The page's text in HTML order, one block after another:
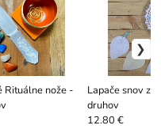
Rituálne nože -
Lapače snov z
druhov
12.80 €